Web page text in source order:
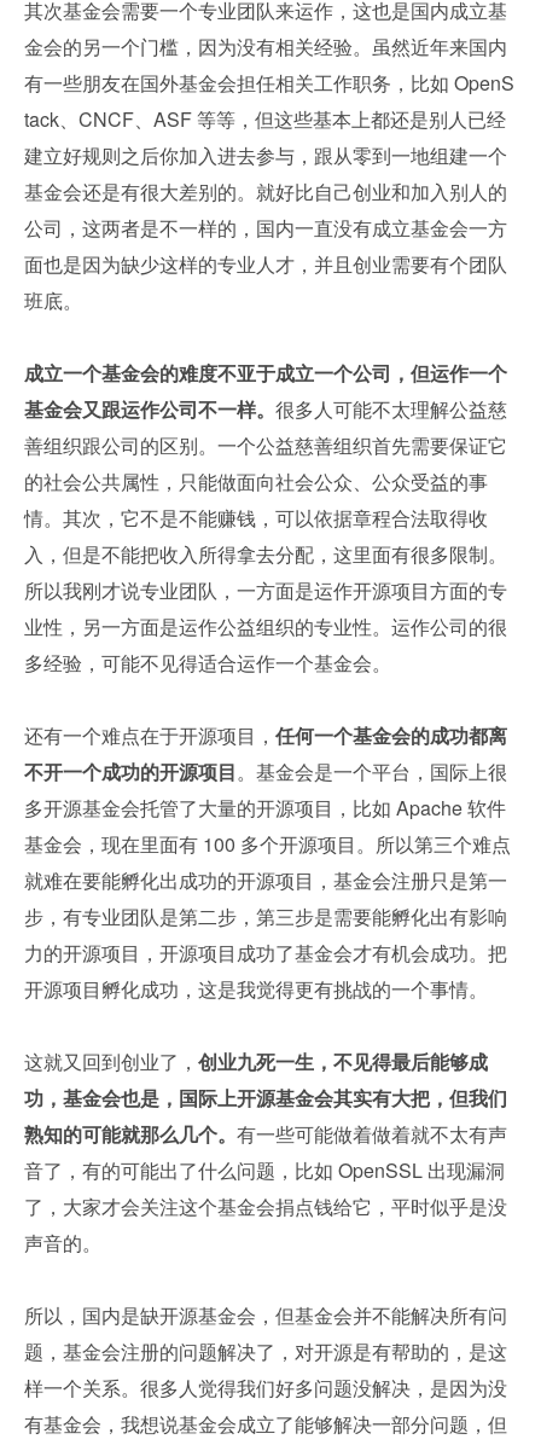
其次基金会需要一个专业团队来运作，这也是国内成立基
金会的另一个门槛，因为没有相关经验。虽然近年来国内
有一些朋友在国外基金会担任相关工作职务，比如 OpenS
tack、CNCF、ASF 等等，但这些基本上都还是别人已经
建立好规则之后你加入进去参与，跟从零到一地组建一个
基金会还是有很大差别的。就好比自己创业和加入别人的
公司，这两者是不一样的，国内一直没有成立基金会一方
面也是因为缺少这样的专业人才，并且创业需要有个团队
班底。
成立一个基金会的难度不亚于成立一个公司，但运作一个
基金会又跟运作公司不一样。 很多人可能不太理解公益慈
善组织跟公司的区别。一个公益慈善组织首先需要保证它
的社会公共属性，只能做面向社会公众、公众受益的事
情。其次，它不是不能赚钱，可以依据章程合法取得收
入，但是不能把收入所得拿去分配，这里面有很多限制。
所以我刚才说专业团队，一方面是运作开源项目方面的专
业性，另一方面是运作公益组织的专业性。运作公司的很
多经验，可能不见得适合运作一个基金会。
还有一个难点在于开源项目， 任何一个基金会的成功都离
不开一个成功的开源项目。基金会是一个平台，国际上很
多开源基金会托管了大量的开源项目，比如 Apache 软件
基金会，现在里面有 100 多个开源项目。所以第三个难点
就难在要能孵化出成功的开源项目，基金会注册只是第一
步，有专业团队是第二步，第三步是需要能孵化出有影响
力的开源项目，开源项目成功了基金会才有机会成功。把
开源项目孵化成功，这是我觉得更有挑战的一个事情。
这就又回到创业了， 创业九死一生，不见得最后能够成
功，基金会也是，国际上开源基金会其实有大把，但我们
熟知的可能就那么几个。 有一些可能做着做着就不太有声
音了，有的可能出了什么问题，比如 OpenSSL 出现漏洞
了，大家才会关注这个基金会捐点钱给它，平时似乎是没
声音的。
所以，国内是缺开源基金会，但基金会并不能解决所有问
题，基金会注册的问题解决了，对开源是有帮助的，是这
样一个关系。很多人觉得我们好多问题没解决，是因为没
有基金会，我想说基金会成立了能够解决一部分问题，但